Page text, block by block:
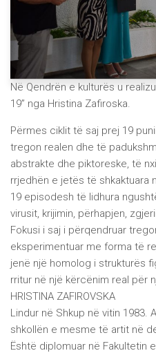
Në Qendrën e kulturës u
19” nga Hristina Zafiroska.
Përmes ciklit të saj prej 19
tregon realen dhe të
abstrakte dhe piktoreske, të
rrjedhën e jetës të shkaktuara
19 episodesh të lidhura
virusit, krijimin, përhapjen,
Fokusi i saj i përqendruar
eksperimentuar me forma të
jenë një homolog i strukturës
rritur në një kërcënim real për
HRISTINA ZAFIROVSKA
Lindur në Shkup në vitin 1983.
shkollën e mesme të artit në
Është diplomuar në Fakultetin